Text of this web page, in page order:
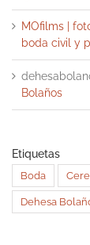
MOfilms |
boda civil y
Bolaños
Etiquetas
Boda
Dehesa